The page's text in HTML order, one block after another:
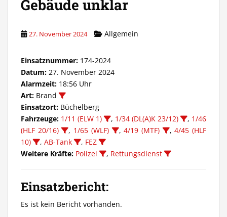
Gebäude unklar
27. November 2024 Allgemein
Einsatznummer: 174-2024
Datum: 27. November 2024
Alarmzeit: 18:56 Uhr
Art: Brand
Einsatzort: Büchelberg
Fahrzeuge: 1/11 (ELW 1) , 1/34 (DL(A)K 23/12) , 1/46
(HLF 20/16)
, 1/65 (WLF) ,4/19 (MTF) ,4/45 (HLF
10)
, AB-Tank , FEZ
Weitere Kräfte: Polizei , Rettungsdienst
Einsatzbericht:
Es ist kein Bericht vorhanden.